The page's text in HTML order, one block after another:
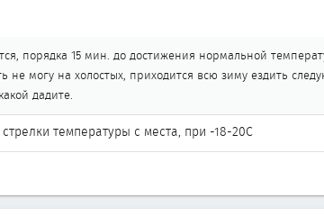
порядка 15 мин. до достижения нормальной
могу на холостых, приходится всю зиму ездить
дадите.
температуры с места, при -18-20С